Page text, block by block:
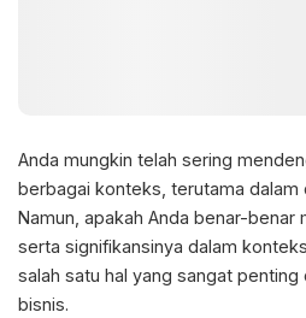
Anda mungkin telah sering
berbagai konteks, terutama dalam
Namun, apakah Anda benar-benar
serta signifikansinya dalam
salah satu hal yang sangat penting
bisnis.